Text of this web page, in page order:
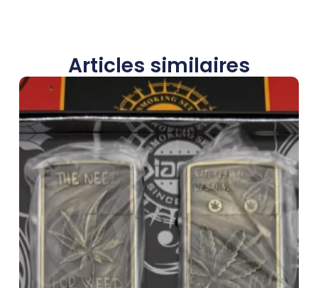
Articles similaires